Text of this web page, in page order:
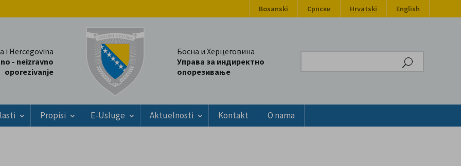
Bosanski Српски Hrvatski English
i Hercegovina
- neizravno
oporezivanje
Босна и Херцеговина
Управа за индиректно
опорезивање
Propisi E-Usluge Aktuelnosti Kontakt O nama